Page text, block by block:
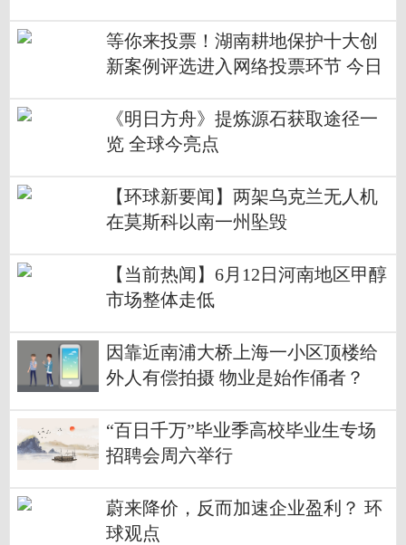
等你来投票！湖南耕地保护十大创
新案例评选进入网络投票环节 今日
《明日方舟》提炼源石获取途径一
览 全球今亮点
【环球新要闻】两架乌克兰无人机
在莫斯科以南一州坠毁
【当前热闻】6月12日河南地区甲醇
市场整体走低
因靠近南浦大桥上海一小区顶楼给
外人有偿拍摄 物业是始作俑者？
“百日千万”毕业季高校毕业生专场
招聘会周六举行
蔚来降价，反而加速企业盈利？ 环
球观点